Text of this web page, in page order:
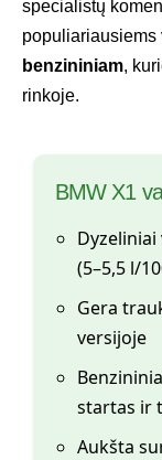
specialistų
populiariausiems
benzininiam,
rinkoje.
BMW X1
(5–5,5 l/
Gera
versijoje
startas ir
Aukšta